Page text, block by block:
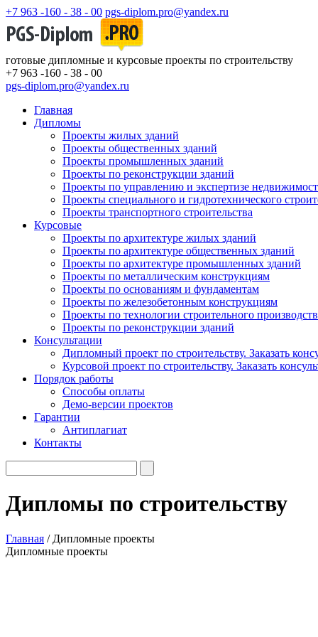
+7 963 -160 - 38 - 00 pgs-diplom.pro@yandex.ru
готовые дипломные и курсовые проекты по строительству
+7 963 -160 - 38 - 00
pgs-diplom.pro@yandex.ru
Главная
Дипломы
Проекты жилых зданий
Проекты общественных зданий
Проекты промышленных зданий
Проекты по реконструкции зданий
Проекты по управлению и экспертизе
Проекты специального и гидротехнического
Проекты транспортного строительства
Курсовые
Проекты по архитектуре жилых зданий
Проекты по архитектуре общественных зданий
Проекты по архитектуре промышленных зданий
Проекты по металлическим конструкциям
Проекты по основаниям и фундаментам
Проекты по железобетонным конструкциям
Проекты по технологии строительного
Проекты по реконструкции зданий
Консультации
Дипломный проект по строительству. Заказать
Курсовой проект по строительству. Заказать
Порядок работы
Способы оплаты
Демо-версии проектов
Гарантии
Антиплагиат
Контакты
Дипломы по строительству
Главная / Дипломные проекты
Дипломные проекты